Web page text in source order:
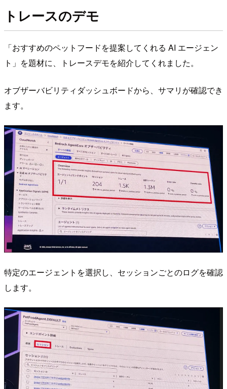
トレースのデモ
「おすすめのペットフードを提案してくれる AI エージェン
ト」を題材に、トレースデモを紹介してくれました。
オブザーバビリティダッシュボードから、サマリが確認でき
ます。
特定のエージェントを選択し、セッションごとのログを確認
します。